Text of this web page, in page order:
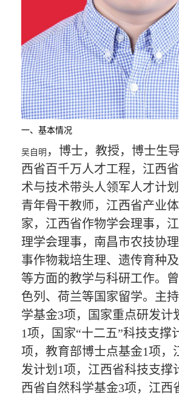
一、基本情况
吴自明 ，博士，教授，博士生
西省百千万人才工程，江西
术与技术带头人领军人才计
青年骨干教师，江西省产业
家，江西省作物学会理事，
理学会理事，南昌市农技协
事作物栽培生理、遗传育种
等方面的教学与科研工作。
色列、荷兰等国家留学。主
学基金3项，国家重点研发计
1项，国家“十二五”科技支撑
项，教育部博士点基金1项，
发计划 1项，江西省科技支撑
西省自然科学基金3项，江西